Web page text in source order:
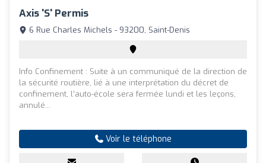
Axis 'S' Permis
6 Rue Charles Michels - 93200, Saint-Denis
Info Confinement : Suite à un communiqué de la direction de
la sécurité routière, lié à une interprétation du décret de
confinement, l’auto-école sera fermée lundi et les leçons,
annulé...
Voir le téléphone